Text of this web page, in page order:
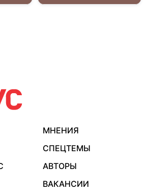
МНЕНИЯ
СПЕЦТЕМЫ
АВТОРЫ
ВАКАНСИИ